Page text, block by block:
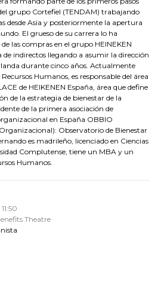
grupo Cortefiel (TENDAM) trabajando
desde Asia y posteriormente la apertura
El grueso de su carrera lo ha
las compras en el grupo HEINEKEN
indirectos llegando a asumir la dirección
durante cinco años. Actualmente
Humanos, es responsable del área
de HEIKENEN España, área que define
de la estrategia de bienestar de la
de la primera asociación de
en España OBBIO
Observatorio de Bienestar
es madrileño, licenciado en Ciencias
Complutense, tiene un MBA y un
Humanos.
Theatre